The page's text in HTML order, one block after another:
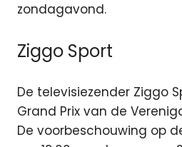
zondagavond.
Ziggo Sport
De televisiezender Ziggo
Grand Prix van de
De voorbeschouwing op